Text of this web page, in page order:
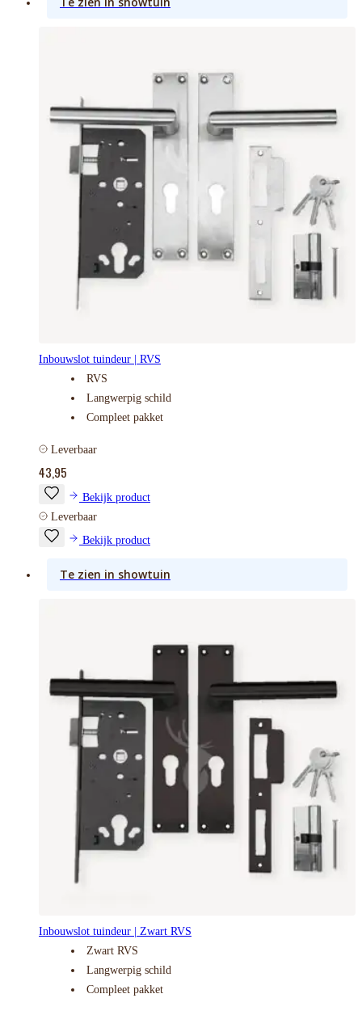
Inbouwslot tuindeur | RVS
RVS
Langwerpig schild
Compleet pakket
Leverbaar
43,95
Bekijk product
Leverbaar
Bekijk product
Te zien in showtuin
Inbouwslot tuindeur | Zwart RVS
Zwart RVS
Langwerpig schild
Compleet pakket